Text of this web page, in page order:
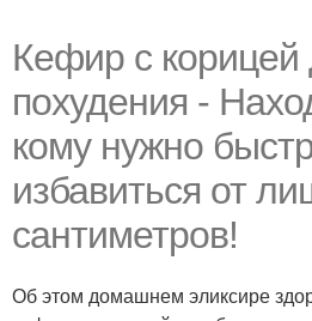
Кефир с корицей
похудения -
кому нужно
избавиться от
сантиметров!
Об этом домашнем эликсире